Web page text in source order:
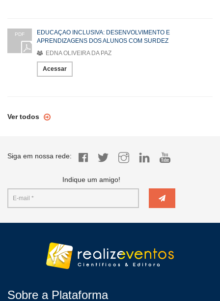
PDF
EDUCAÇAO INCLUSIVA: DESENVOLVIMENTO E
APRENDIZAGENS DOS ALUNOS COM SURDEZ
EDNA OLIVEIRA DA PAZ
Acessar
Ver todos
Siga em nossa rede:
Indique um amigo!
Sobre a Plataforma